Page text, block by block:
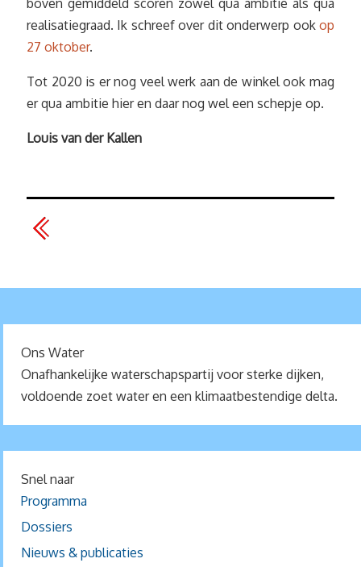
realisatiegraad. Ik schreef over dit onderwerp ook op
27 oktober.
Tot 2020 is er nog veel werk aan de winkel ook mag
er qua ambitie hier en daar nog wel een schepje op.
Louis van der Kallen
Ons Water
Onafhankelijke waterschapspartij voor sterke dijken,
voldoende zoet water en een klimaatbestendige delta.
Snel naar
Programma
Dossiers
Nieuws & publicaties